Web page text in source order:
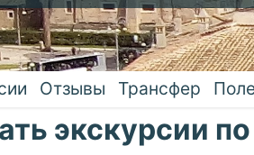
Отзывы Трансфер
экскурсии